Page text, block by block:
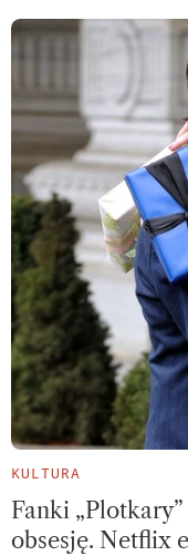
KULTURA
Fanki
obsesję. Netflix